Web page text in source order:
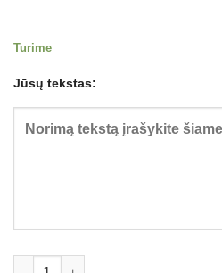
Turime
Jūsų tekstas:
produkto kiekis: Medinė dėžutė